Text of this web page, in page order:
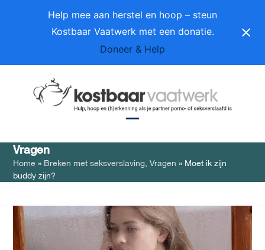
Help mee aan herstel en hoop – steun
Kostbaar Vaatwerk met een donatie.
Doneer & Help
menu
menu
Vragen
Home » Breken met seksverslaving ,Vragen » Moet ik zijn
buddy zijn?